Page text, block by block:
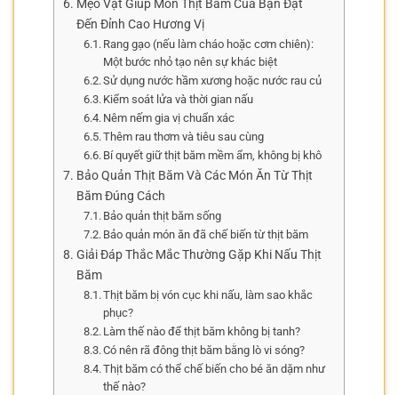
Mẹo Vặt Giúp Món Thịt Băm Của Bạn Đạt
Đến Đỉnh Cao Hương Vị
Rang gạo (nếu làm cháo hoặc cơm chiên):
Một bước nhỏ tạo nên sự khác biệt
Sử dụng nước hầm xương hoặc nước rau củ
Kiểm soát lửa và thời gian nấu
Nêm nếm gia vị chuẩn xác
Thêm rau thơm và tiêu sau cùng
Bí quyết giữ thịt băm mềm ẩm, không bị khô
Bảo Quản Thịt Băm Và Các Món Ăn Từ Thịt
Băm Đúng Cách
Bảo quản thịt băm sống
Bảo quản món ăn đã chế biến từ thịt băm
Giải Đáp Thắc Mắc Thường Gặp Khi Nấu Thịt
Băm
Thịt băm bị vón cục khi nấu, làm sao khắc
phục?
Làm thế nào để thịt băm không bị tanh?
Có nên rã đông thịt băm bằng lò vi sóng?
Thịt băm có thể chế biến cho bé ăn dặm như
thế nào?